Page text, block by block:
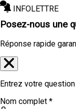
INFOLETTRE
Posez-nous une
Réponse rapide
Entrez votre
Nom complet *